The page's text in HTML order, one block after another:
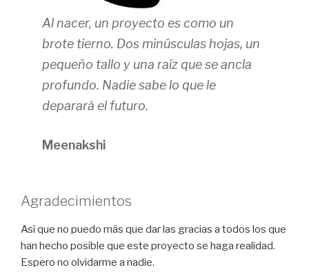
Al nacer, un proyecto es como un
brote tierno. Dos minúsculas hojas, un
pequeño tallo y una raíz que se ancla
profundo. Nadie sabe lo que le
depararà el futuro.
Meenakshi
Agradecimientos
Así que no puedo más que dar las gracias a todos los que
han hecho posible que este proyecto se haga realidad.
Espero no olvidarme a nadie.